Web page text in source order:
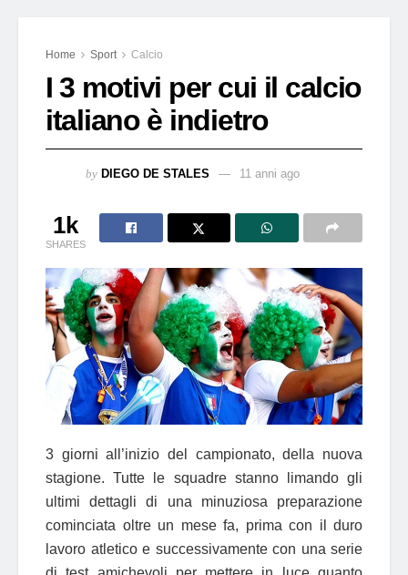
Home Sport Calcio
I 3 motivi per cui il calcio
italiano è indietro
by DIEGO DE STALES 11 anni ago
1k
SHARES
3 giorni all’inizio del campionato, della nuova
stagione. Tutte le squadre stanno limando gli
ultimi dettagli di una minuziosa preparazione
cominciata oltre un mese fa, prima con il duro
lavoro atletico e successivamente con una serie